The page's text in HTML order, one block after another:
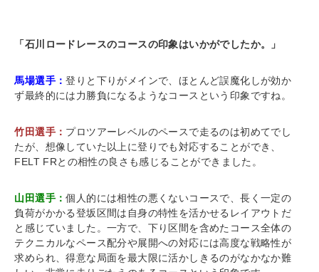
「石川ロードレースのコースの印象はいかがでしたか。」
馬場選手：登りと下りがメインで、ほとんど誤魔化しが効か
ず最終的には力勝負になるようなコースという印象ですね。
竹田選手： プロツアーレベルのペースで走るのは初めてでし
たが、想像していた以上に登りでも対応することができ、
FELT FRとの相性の良さも感じることができました。
山田選手：個人的には相性の悪くないコースで、長く一定の
負荷がかかる登坂区間は自身の特性を活かせるレイアウトだ
と感じていました。一方で、下り区間を含めたコース全体の
テクニカルなペース配分や展開への対応には高度な戦略性が
求められ、得意な局面を最大限に活かしきるのがなかなか難